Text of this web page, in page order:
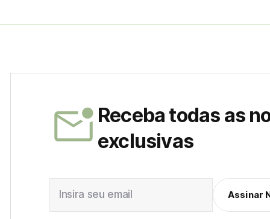
Receba todas as
exclusivas
Insira seu email Assinar